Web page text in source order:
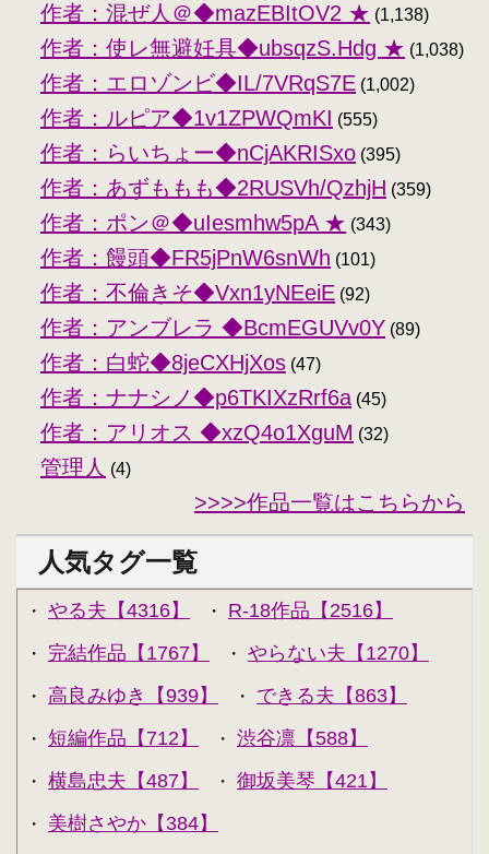
作者：混ぜ人＠◆mazEBItOV2 ★ (1,138)
作者：使レ無避妊具◆ubsqzS.Hdg ★ (1,038)
作者：エロゾンビ◆IL/7VRqS7E (1,002)
作者：ルピア◆1v1ZPWQmKI (555)
作者：らいちょー◆nCjAKRISxo (395)
作者：あずももも◆2RUSVh/QzhjH (359)
作者：ポン＠◆uIesmhw5pA ★ (343)
作者：饅頭◆FR5jPnW6snWh (101)
作者：不倫きそ◆Vxn1yNEeiE (92)
作者：アンブレラ ◆BcmEGUVv0Y (89)
作者：白蛇◆8jeCXHjXos (47)
作者：ナナシノ◆p6TKIXzRrf6a (45)
作者：アリオス ◆xzQ4o1XguM (32)
管理人 (4)
>>>>作品一覧はこちらから
人気タグ一覧
・ やる夫【4316】 ・ R-18作品【2516】
・ 完結作品【1767】 ・ やらない夫【1270】
・ 高良みゆき【939】 ・ できる夫【863】
・ 短編作品【712】 ・ 渋谷凛【588】
・ 横島忠夫【487】 ・ 御坂美琴【421】
・ 美樹さやか【384】